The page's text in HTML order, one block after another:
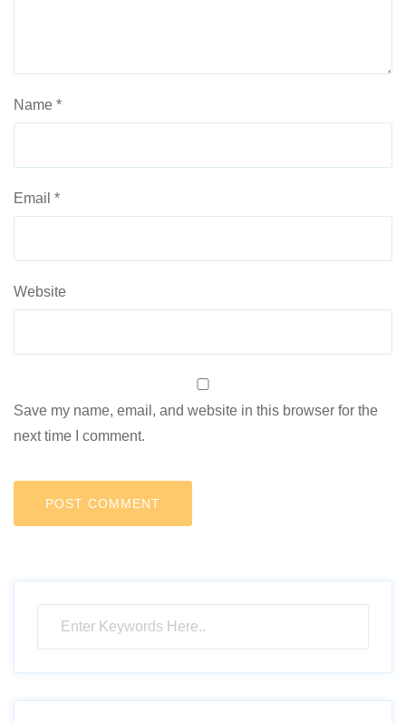
Name *
Email *
Website
Save my name, email, and website in this browser for the
next time I comment.